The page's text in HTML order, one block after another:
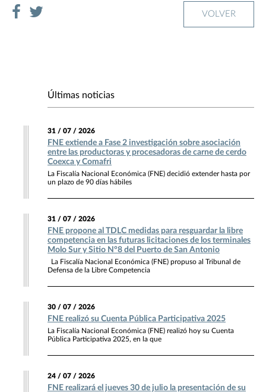
VOLVER
Últimas noticias
31 / 07 / 2026
FNE extiende a Fase 2 investigación sobre asociación
entre las productoras y procesadoras de carne de cerdo
Coexca y Comafri
La Fiscalía Nacional Económica (FNE) decidió extender hasta por
un plazo de 90 días hábiles
31 / 07 / 2026
FNE propone al TDLC medidas para resguardar la libre
competencia en las futuras licitaciones de los terminales
Molo Sur y Sitio N°8 del Puerto de San Antonio
La Fiscalía Nacional Económica (FNE) propuso al Tribunal de
Defensa de la Libre Competencia
30 / 07 / 2026
FNE realizó su Cuenta Pública Participativa 2025
La Fiscalía Nacional Económica (FNE) realizó hoy su Cuenta
Pública Participativa 2025, en la que
24 / 07 / 2026
FNE realizará el jueves 30 de julio la presentación de su